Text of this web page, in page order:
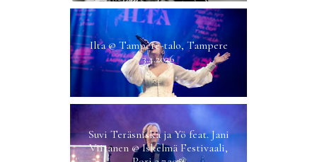
Ilta @ Tampere-talo, Tampere
3.4.2026
Suvi Teräsniska ja Yö feat. Jani
Viitanen @ Iskelmä Festivaali,